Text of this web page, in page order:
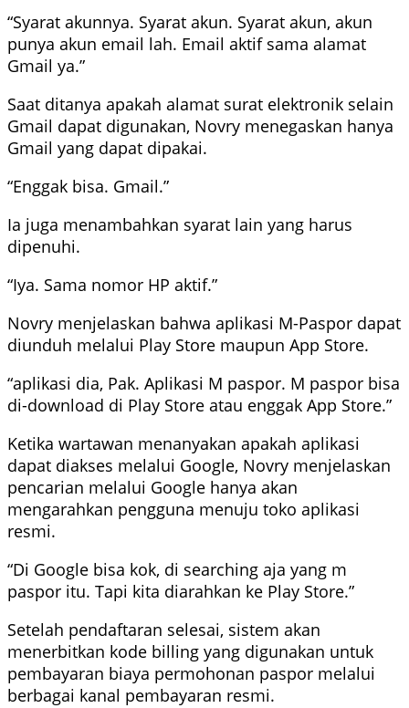
“Syarat akunnya. Syarat akun. Syarat akun, akun
punya akun email lah. Email aktif sama alamat
Gmail ya.”
Saat ditanya apakah alamat surat elektronik selain
Gmail dapat digunakan, Novry menegaskan hanya
Gmail yang dapat dipakai.
“Enggak bisa. Gmail.”
Ia juga menambahkan syarat lain yang harus
dipenuhi.
“Iya. Sama nomor HP aktif.”
Novry menjelaskan bahwa aplikasi M-Paspor dapat
diunduh melalui Play Store maupun App Store.
“aplikasi dia, Pak. Aplikasi M paspor. M paspor bisa
di-download di Play Store atau enggak App Store.”
Ketika wartawan menanyakan apakah aplikasi
dapat diakses melalui Google, Novry menjelaskan
pencarian melalui Google hanya akan
mengarahkan pengguna menuju toko aplikasi
resmi.
“Di Google bisa kok, di searching aja yang m
paspor itu. Tapi kita diarahkan ke Play Store.”
Setelah pendaftaran selesai, sistem akan
menerbitkan kode billing yang digunakan untuk
pembayaran biaya permohonan paspor melalui
berbagai kanal pembayaran resmi.